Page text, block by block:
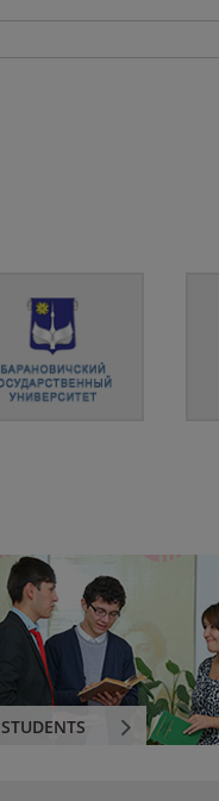
STUDENTS